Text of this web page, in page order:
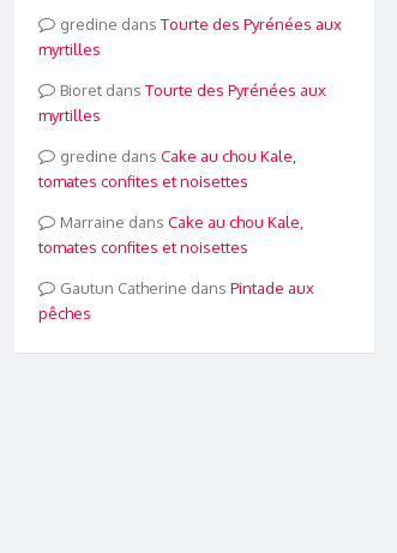
gredine dans Tourte des Pyrénées aux
myrtilles
Bioretdans Tourte des Pyrénées aux
myrtilles
gredine dans Cake au chou Kale,
tomates confites et noisettes
Marraine dans Cake au chou Kale,
tomates confites et noisettes
Gautun Catherine dans Pintade aux
pêches